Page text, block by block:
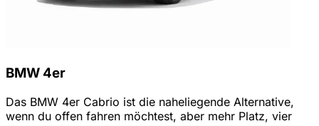
BMW 4er
Das BMW 4er Cabrio ist die naheliegende Alternative,
wenn du offen fahren möchtest, aber mehr Platz, vier